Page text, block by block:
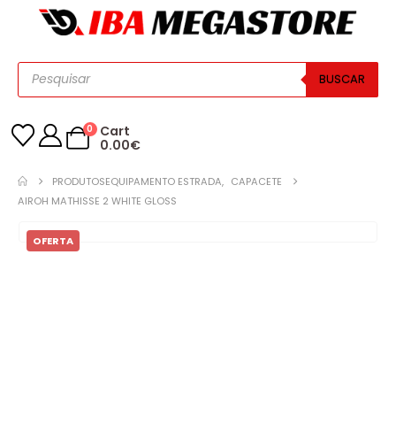
BUSCAR
0
Cart
0.00€
PRODUTOSEQUIPAMENTO ESTRADA, CAPACETE
AIROH MATHISSE 2 WHITE GLOSS
OFERTA